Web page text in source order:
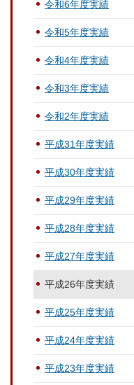
令和6年度実績
令和5年度実績
令和4年度実績
令和3年度実績
令和2年度実績
平成31年度実績
平成30年度実績
平成29年度実績
平成28年度実績
平成27年度実績
平成26年度実績
平成25年度実績
平成24年度実績
平成23年度実績